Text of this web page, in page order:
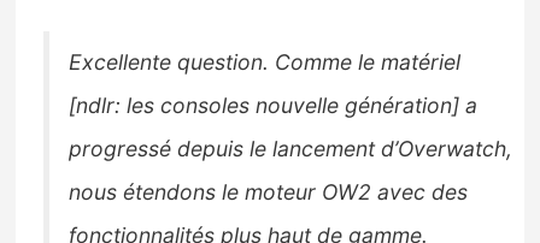
Excellente question. Comme le matériel
[ndlr: les consoles nouvelle génération] a
progressé depuis le lancement d’Overwatch,
nous étendons le moteur OW2 avec des
fonctionnalités plus haut de gamme.